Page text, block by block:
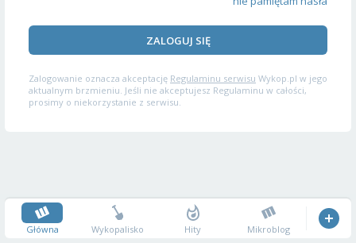
ZALOGUJ SIĘ
Zalogowanie oznacza akceptację Regulaminu serwisu Wykop.pl w jego
aktualnym brzmieniu. Jeśli nie akceptujesz Regulaminu w całości,
prosimy o niekorzystanie z serwisu.
Główna Wykopalisko Hity Mikroblog